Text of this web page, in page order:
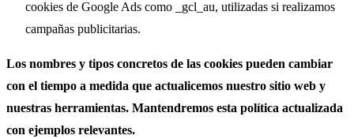
cookies de Google Ads como _gcl_au, utilizadas si realizamos
campañas publicitarias.
Los nombres y tipos concretos de las cookies pueden cambiar
con el tiempo a medida que actualicemos nuestro sitio web y
nuestras herramientas. Mantendremos esta política actualizada
con ejemplos relevantes.